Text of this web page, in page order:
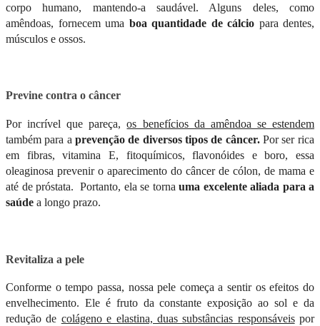
corpo humano, mantendo-a saudável. Alguns deles, como
amêndoas, fornecem uma boa quantidade de cálcio para dentes,
músculos e ossos.
Previne contra o câncer
Por incrível que pareça,os benefícios da amêndoa se estendem
também para a prevenção de diversos tipos de câncer.Por ser rica
em fibras, vitamina E, fitoquímicos, flavonóides e boro, essa
oleaginosa prevenir o aparecimento do câncer de cólon, de mama e
até de próstata. Portanto, ela se torna uma excelente aliada para a
saúde a longo prazo.
Revitaliza a pele
Conforme o tempo passa, nossa pele começa a sentir os efeitos do
envelhecimento. Ele é fruto da constante exposição ao sol e da
redução de colágeno e elastina, duas substâncias responsáveispor